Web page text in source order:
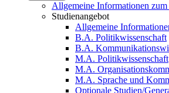
Allgemeine Informationen
Studienangebot
Allgemeine
B.A. Politikwissenschaft
B.A.
M.A. Politikwissenschaft
M.A.
M.A. Sprache und
Optionale Studien/